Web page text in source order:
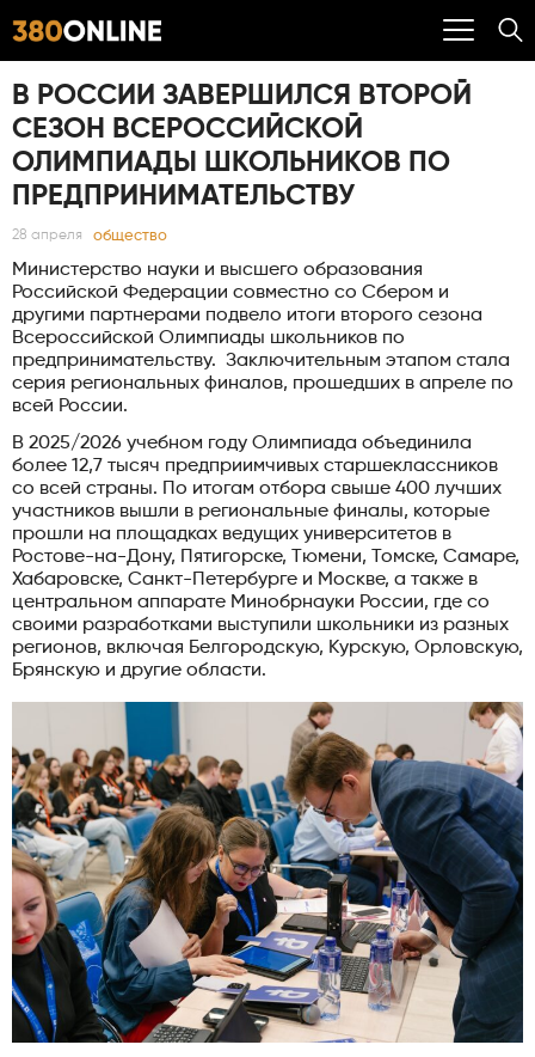
В РОССИИ ЗАВЕРШИЛСЯ ВТОРОЙ
СЕЗОН ВСЕРОССИЙСКОЙ
ОЛИМПИАДЫ ШКОЛЬНИКОВ ПО
ПРЕДПРИНИМАТЕЛЬСТВУ
28 апреля общество
Министерство науки и высшего образования
Российской Федерации совместно со Сбером и
другими партнерами подвело итоги второго сезона
Всероссийской Олимпиады школьников по
предпринимательству. Заключительным этапом стала
серия региональных финалов, прошедших в апреле по
всей России.
В 2025/2026 учебном году Олимпиада объединила
более 12,7 тысяч предприимчивых старшеклассников
со всей страны. По итогам отбора свыше 400 лучших
участников вышли в региональные финалы, которые
прошли на площадках ведущих университетов в
Ростове-на-Дону, Пятигорске, Тюмени, Томске, Самаре,
Хабаровске, Санкт-Петербурге и Москве, а также в
центральном аппарате Минобрнауки России, где со
своими разработками выступили школьники из разных
регионов, включая Белгородскую, Курскую, Орловскую,
Брянскую и другие области.